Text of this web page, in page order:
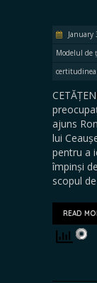
January
Modelul de
ajuns
lui
pentru a
împinși
scopul
READ